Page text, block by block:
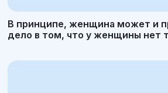
В принципе, женщина может и
дело в том, что у женщины нет